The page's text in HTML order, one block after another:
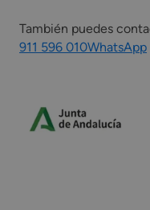
También puedes
911 596 010WhatsApp